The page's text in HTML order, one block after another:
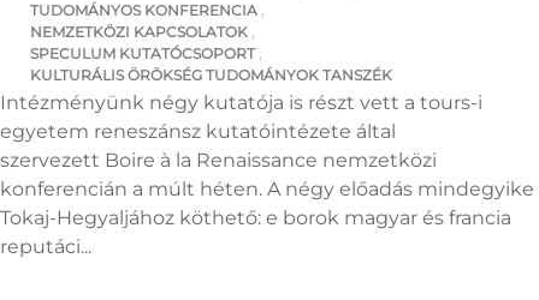
TUDOMÁNYOS KONFERENCIA ,
NEMZETKÖZI KAPCSOLATOK ,
SPECULUM KUTATÓCSOPORT,
KULTURÁLIS ÖRÖKSÉG TUDOMÁNYOK TANSZÉK
Intézményünk négy kutatója is részt vett a tours-i
egyetem reneszánsz kutatóintézete által
szervezett Boire à la Renaissance nemzetközi
konferencián a múlt héten. A négy előadás mindegyike
Tokaj-Hegyaljához köthető: e borok magyar és francia
reputáci...